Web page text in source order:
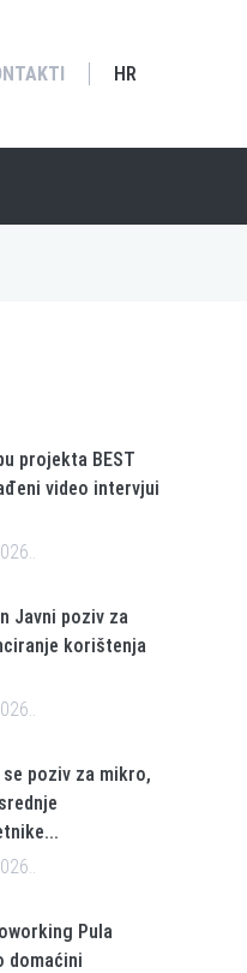
HR
projekta BEST
video intervjui
Javni poziv za
korištenja
se poziv za mikro,
Pula
domaćini